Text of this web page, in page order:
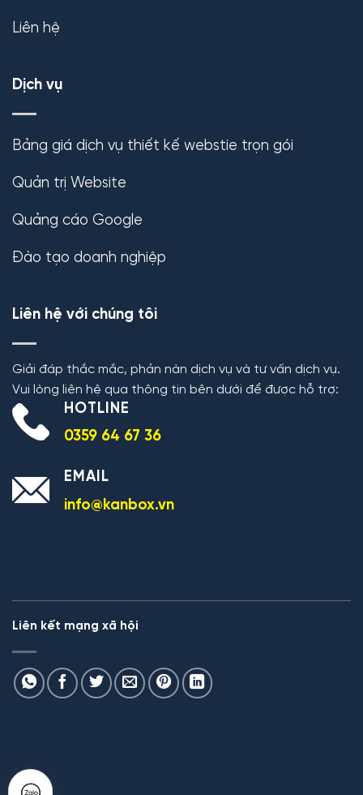
Liên hệ
Dịch vụ
Bảng giá dịch vụ thiết kế webstie trọn gói
Quản trị Website
Quảng cáo Google
Đào tạo doanh nghiệp
Liên hệ với chúng tôi
Giải đáp thắc mắc, phản nàn dịch vụ và tư vấn dịch vụ.
Vui lòng liên hệ qua thông tin bên dưới để được hỗ trợ:
HOTLINE
0359 64 67 36
EMAIL
info@kanbox.vn
Liên kết mạng xã hội